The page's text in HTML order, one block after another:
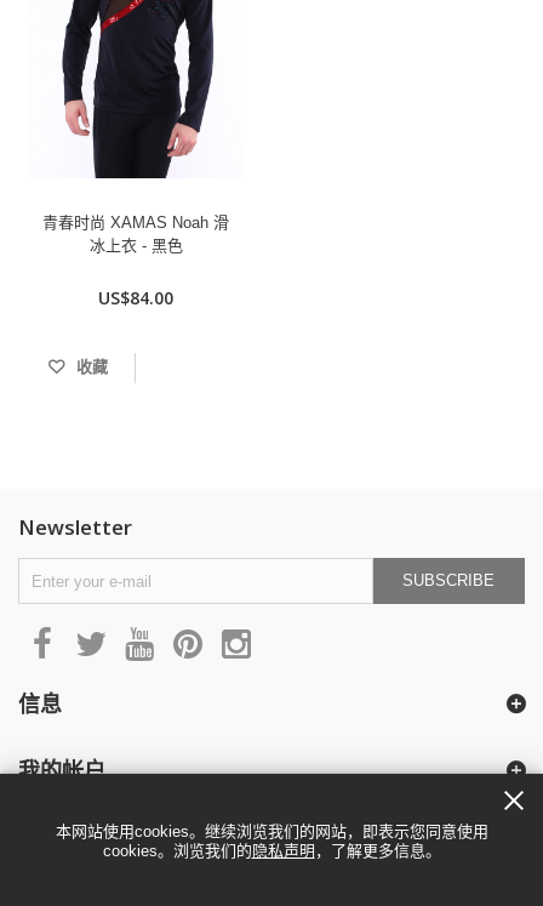
青春时尚 XAMAS Noah 滑
冰上衣 - 黑色
US$84.00
收藏
Newsletter
SUBSCRIBE
信息
我的帐户
本网站使用cookies。继续浏览我们的网站，即表示您同意使用
cookies。浏览我们的 隐私声明 ，了解更多信息。